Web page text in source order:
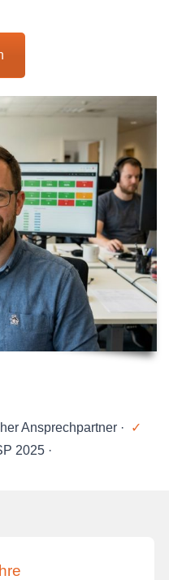
Ansprechpartner ·
✓
2025 ·